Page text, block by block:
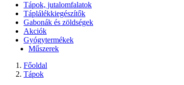
Tápok, jutalomfalatok
Táplálékkiegészítők
Gabonák és zöldségek
Akciók
Gyógytermékek
Műszerek
Főoldal
Tápok